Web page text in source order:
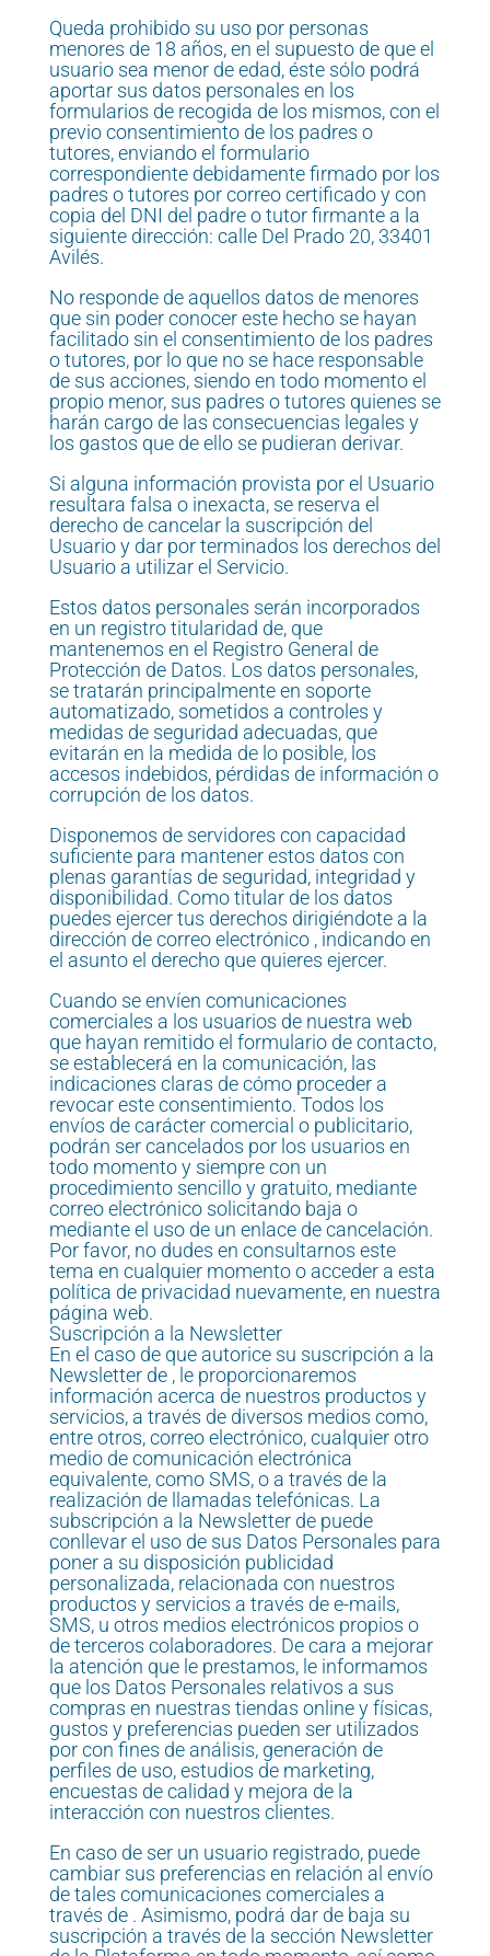
Queda prohibido su uso por personas
menores de 18 años, en el supuesto de que el
usuario sea menor de edad, éste sólo podrá
aportar sus datos personales en los
formularios de recogida de los mismos, con el
previo consentimiento de los padres o
tutores, enviando el formulario
correspondiente debidamente firmado por los
padres o tutores por correo certificado y con
copia del DNI del padre o tutor firmante a la
siguiente dirección: calle Del Prado 20, 33401
Avilés.
No responde de aquellos datos de menores
que sin poder conocer este hecho se hayan
facilitado sin el consentimiento de los padres
o tutores, por lo que no se hace responsable
de sus acciones, siendo en todo momento el
propio menor, sus padres o tutores quienes se
harán cargo de las consecuencias legales y
los gastos que de ello se pudieran derivar.
Si alguna información provista por el Usuario
resultara falsa o inexacta, se reserva el
derecho de cancelar la suscripción del
Usuario y dar por terminados los derechos del
Usuario a utilizar el Servicio.
Estos datos personales serán incorporados
en un registro titularidad de, que
mantenemos en el Registro General de
Protección de Datos. Los datos personales,
se tratarán principalmente en soporte
automatizado, sometidos a controles y
medidas de seguridad adecuadas, que
evitarán en la medida de lo posible, los
accesos indebidos, pérdidas de información o
corrupción de los datos.
Disponemos de servidores con capacidad
suficiente para mantener estos datos con
plenas garantías de seguridad, integridad y
disponibilidad. Como titular de los datos
puedes ejercer tus derechos dirigiéndote a la
dirección de correo electrónico , indicando en
el asunto el derecho que quieres ejercer.
Cuando se envíen comunicaciones
comerciales a los usuarios de nuestra web
que hayan remitido el formulario de contacto,
se establecerá en la comunicación, las
indicaciones claras de cómo proceder a
revocar este consentimiento. Todos los
envíos de carácter comercial o publicitario,
podrán ser cancelados por los usuarios en
todo momento y siempre con un
procedimiento sencillo y gratuito, mediante
correo electrónico solicitando baja o
mediante el uso de un enlace de cancelación.
Por favor, no dudes en consultarnos este
tema en cualquier momento o acceder a esta
política de privacidad nuevamente, en nuestra
página web.
Suscripción a la Newsletter
En el caso de que autorice su suscripción a la
Newsletter de , le proporcionaremos
información acerca de nuestros productos y
servicios, a través de diversos medios como,
entre otros, correo electrónico, cualquier otro
medio de comunicación electrónica
equivalente, como SMS, o a través de la
realización de llamadas telefónicas. La
subscripción a la Newsletter de puede
conllevar el uso de sus Datos Personales para
poner a su disposición publicidad
personalizada, relacionada con nuestros
productos y servicios a través de e-mails,
SMS, u otros medios electrónicos propios o
de terceros colaboradores. De cara a mejorar
la atención que le prestamos, le informamos
que los Datos Personales relativos a sus
compras en nuestras tiendas online y físicas,
gustos y preferencias pueden ser utilizados
por con fines de análisis, generación de
perfiles de uso, estudios de marketing,
encuestas de calidad y mejora de la
interacción con nuestros clientes.
En caso de ser un usuario registrado, puede
cambiar sus preferencias en relación al envío
de tales comunicaciones comerciales a
través de . Asimismo, podrá dar de baja su
suscripción a través de la sección Newsletter